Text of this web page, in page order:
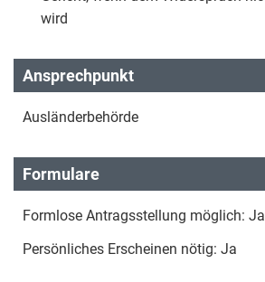
wird
Ansprechpunkt
Ausländerbehörde
Formulare
Formlose Antragsstellung möglich: Ja
Persönliches Erscheinen nötig: Ja